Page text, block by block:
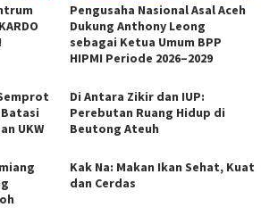
Pengusaha Nasional Asal Aceh
Dukung Anthony Leong
sebagai Ketua Umum BPP
HIPMI Periode 2026–2029
UKW
Di Antara Zikir dan IUP:
Perebutan Ruang Hidup di
Beutong Ateuh
Kak Na: Makan Ikan Sehat, Kuat
dan Cerdas